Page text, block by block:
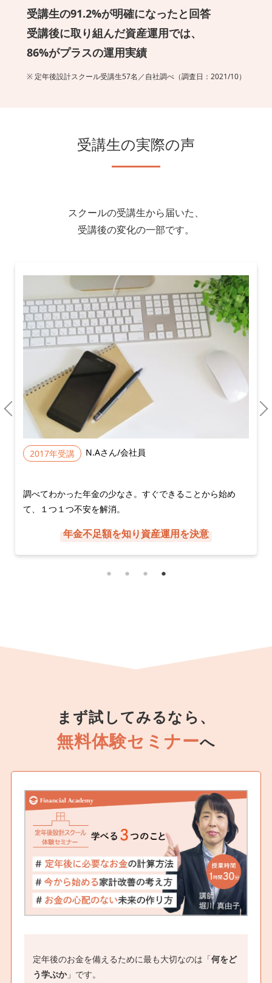
study 1 定年後と資産運用の必要性
13-1-1 定年後にこそ資産運用が必要な理由
13-1-2 お金が流れる5つの島
13-2-1 リスクについて考える
study 2 証券投資と税金
vol.15 不動産投資
study 1 不動産投資とは何か
15-1-1 不動産投資とは
15-1-2 不動産投資の世界で何が起きているのか
15-1-3 不動産投資の様々なタイプ
15-1-4 不動産投資のケーススタディ
15-1-5 定年後にこそ不動産投資が向いている理由
study 2 自宅を兼ねて収益を得る方法
15-2-1 収益マイホーム
15-2-2 収益不動産で相続税対策
vol.16 医療と長生きリスク
16-1-1 医療にかかるお金
study 2 公的健康保険制度の仕組み
vol.17 介護の現実を知る
study 1 公的介護保険の仕組み
17-1-3 介護にかかる費用のケーススタディ
study 2 介護にかかるお金を軽減する
17-2-2 民間の介護保険を活用する
vol.18 親の介護を考える
study 1 親の介護費用を考える
study 2 親の介護、こんなときはどうする？
18-2-1 親がひとり暮らしいなったら
18-2-2 いざ、親の介護が必要になったら
18-2-5 親の最期を看取る
受講生の91.2%が明確になったと回答
受講後に取り組んだ資産運用では、
86%がプラスの運用実績
※ 定年後設計スクール受講生57名／自社調べ（調査日：2021/10）
受講生の実際の声
スクールの受講生から届いた、
受講後の変化の一部です。
。すぐできることから始め
資産運用を決意
漠然と感じていた将来の不安。
年金不足を把握
まず試してみるなら、
無料体験セミナーへ
定年後のお金を備えるために最も大切なのは「何をど
う学ぶか」です。